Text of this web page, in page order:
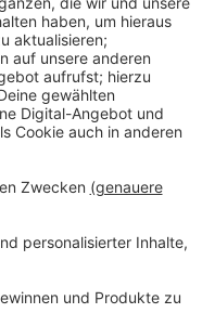
hat drüber diskutiert
wollen der
rücken. Aber auch
treffen sich die
Schule, um
Auch in Stadtlohn